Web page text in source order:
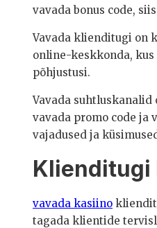
vavada bonus code,
Vavada klienditugi on
online-keskkonda,
põhjustusi.
Vavada
vavada promo code ja
vajadused ja
Klienditugi
vavada kasiino
tagada klientide